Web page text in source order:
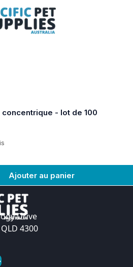
concentrique - lot de 100
Ajouter au panier
Drive
4300